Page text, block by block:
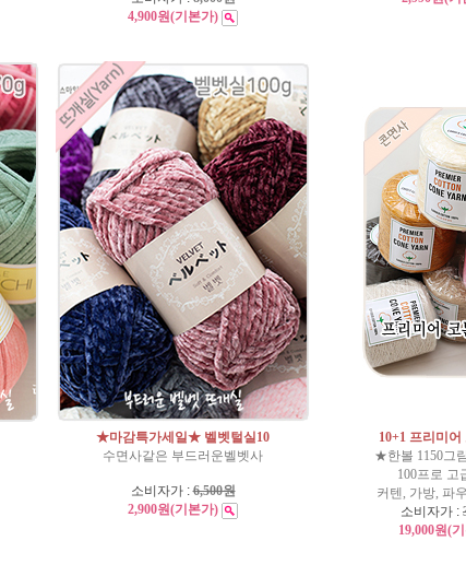
4,900원(기본가)
★마감특가세일★ 벨벳털실10
수면사같은 부드러운벨벳사
소비자가 :6,500원
2,900원(기본가)
10+1 프리미
★한볼 1150그
100프로 고
커텐, 가방, 파
소비자가 :
19,000원(